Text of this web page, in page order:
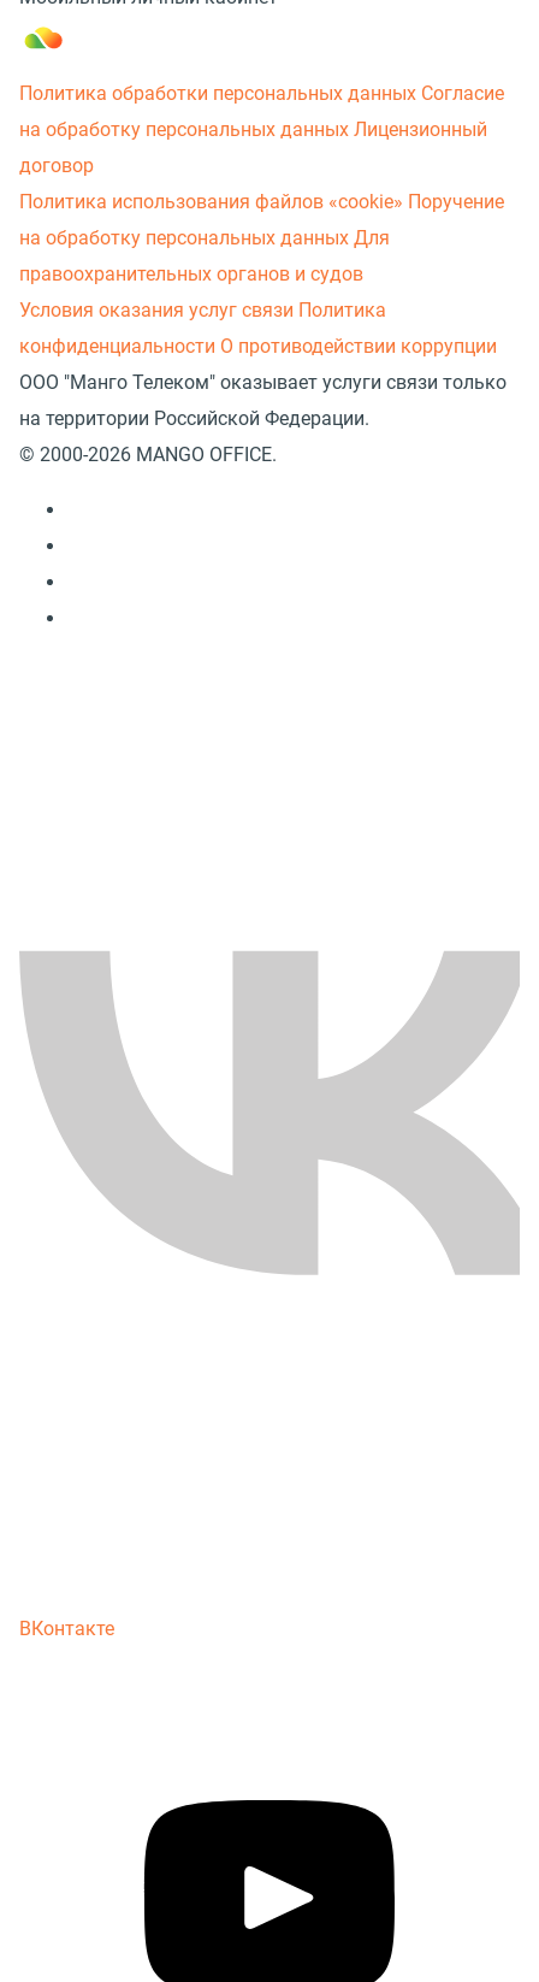
Политика обработки персональных данных Согласие
на обработку персональных данных Лицензионный
договор
Политика использования файлов «cookie» Поручение
на обработку персональных данных Для
правоохранительных органов и судов
Условия оказания услуг связи Политика
конфиденциальности О противодействии коррупции
ООО "Манго Телеком" оказывает услуги связи только
на территории Российской Федерации.
© 2000-2026 MANGO OFFICE.
ВКонтакте